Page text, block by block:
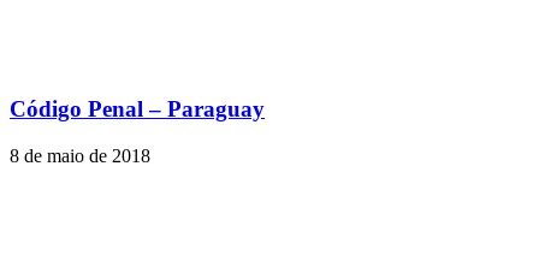
Código Penal – Paraguay
8 de maio de 2018